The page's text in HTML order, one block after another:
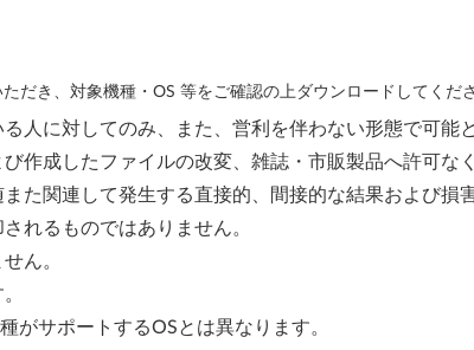
だき、対象機種・OS 等をご確認の上ダウンロードしてくださ
人に対してのみ、また、営利を伴わない形態で可能
作成したファイルの改変、雑誌・市販製品へ許可な
た関連して発生する直接的、間接的な結果および損
れるものではありません。
ん。
がサポートするOSとは異なります。